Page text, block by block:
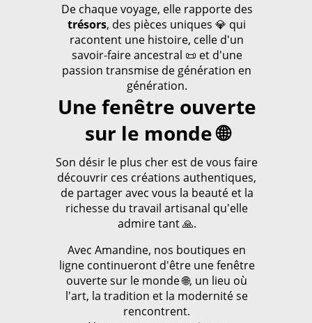
De chaque voyage, elle rapporte des
trésors, des pièces uniques 💎 qui
racontent une histoire, celle d'un
savoir-faire ancestral 📜 et d'une
passion transmise de génération en
génération.
Une fenêtre ouverte
sur le monde 🌐
Son désir le plus cher est de vous faire
découvrir ces créations authentiques,
de partager avec vous la beauté et la
richesse du travail artisanal qu'elle
admire tant 🙏.
Avec Amandine, nos boutiques en
ligne continueront d'être une fenêtre
ouverte sur le monde 🌐, un lieu où
l'art, la tradition et la modernité se
rencontrent.